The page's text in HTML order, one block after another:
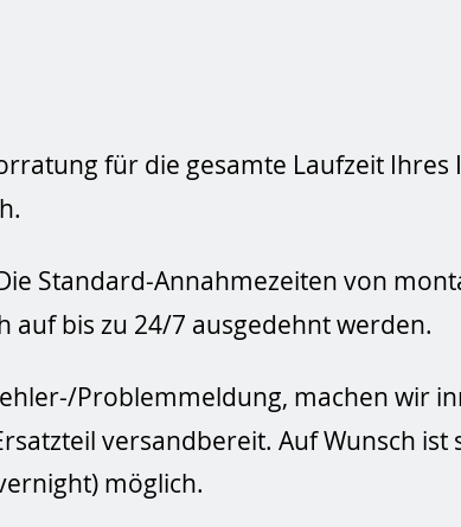
für die gesamte Laufzeit Ihres
Standard-Annahmezeiten von
auf bis zu 24/7 ausgedehnt werden.
Problemmeldung, machen wir
versandbereit. Auf Wunsch ist
möglich.